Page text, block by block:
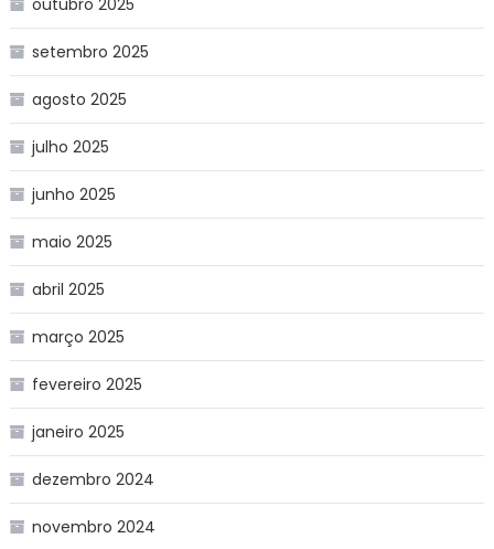
setembro 2025
agosto 2025
julho 2025
junho 2025
maio 2025
abril 2025
março 2025
fevereiro 2025
janeiro 2025
dezembro 2024
novembro 2024